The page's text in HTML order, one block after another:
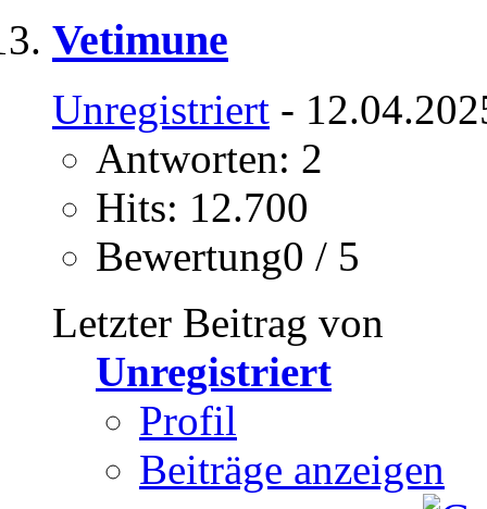
Vetimune
Unregistriert -
Antworten: 2
Hits: 12.700
Bewertung0 / 5
Letzter Beitrag von
Unregistriert
Profil
Beiträge anzeigen